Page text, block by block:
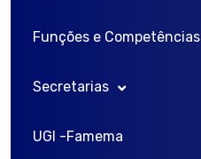
Funções e Competências
Congregação
Diretoria Geral
Secretarias
Secretaria de Graduação
UGI -Famema